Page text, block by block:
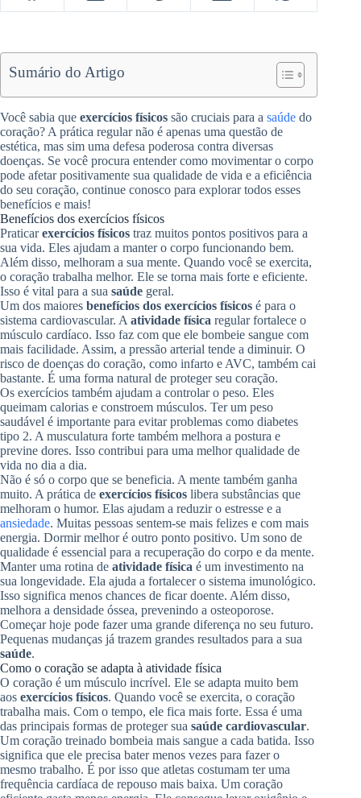
Sumário do Artigo
Você sabia que exercícios físicos são cruciais para a saúde do
coração? A prática regular não é apenas uma questão de
estética, mas sim uma defesa poderosa contra diversas
doenças. Se você procura entender como movimentar o corpo
pode afetar positivamente sua qualidade de vida e a eficiência
do seu coração, continue conosco para explorar todos esses
benefícios e mais!
Benefícios dos exercícios físicos
Praticarexercícios físicos traz muitos pontos positivos para a
sua vida. Eles ajudam a manter o corpo funcionando bem.
Além disso, melhoram a sua mente. Quando você se exercita,
o coração trabalha melhor. Ele se torna mais forte e eficiente.
Isso é vital para a sua saúde geral.
Um dos maiores benefícios dos exercícios físicos é para o
sistema cardiovascular. A atividade física regular fortalece o
músculo cardíaco. Isso faz com que ele bombeie sangue com
mais facilidade. Assim, a pressão arterial tende a diminuir. O
risco de doenças do coração, como infarto e AVC, também cai
bastante. É uma forma natural de proteger seu coração.
Os exercícios também ajudam a controlar o peso. Eles
queimam calorias e constroem músculos. Ter um peso
saudável é importante para evitar problemas como diabetes
tipo 2. A musculatura forte também melhora a postura e
previne dores. Isso contribui para uma melhor qualidade de
vida no dia a dia.
Não é só o corpo que se beneficia. A mente também ganha
muito. A prática de exercícios físicos libera substâncias que
melhoram o humor. Elas ajudam a reduzir o estresse e a
ansiedade. Muitas pessoas sentem-se mais felizes e com mais
energia. Dormir melhor é outro ponto positivo. Um sono de
qualidade é essencial para a recuperação do corpo e da mente.
Manter uma rotina de atividade física é um investimento na
sua longevidade. Ela ajuda a fortalecer o sistema imunológico.
Isso significa menos chances de ficar doente. Além disso,
melhora a densidade óssea, prevenindo a osteoporose.
Começar hoje pode fazer uma grande diferença no seu futuro.
Pequenas mudanças já trazem grandes resultados para a sua
saúde.
Como o coração se adapta à atividade física
O coração é um músculo incrível. Ele se adapta muito bem
aos exercícios físicos. Quando você se exercita, o coração
trabalha mais. Com o tempo, ele fica mais forte. Essa é uma
das principais formas de proteger sua saúde cardiovascular.
Um coração treinado bombeia mais sangue a cada batida. Isso
significa que ele precisa bater menos vezes para fazer o
mesmo trabalho. É por isso que atletas costumam ter uma
frequência cardíaca de repouso mais baixa. Um coração